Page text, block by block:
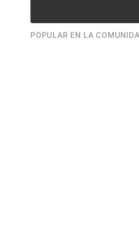
POPULAR EN LA